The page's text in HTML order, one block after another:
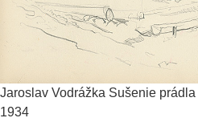
Jaroslav Vodrážka Sušenie prádla
1934